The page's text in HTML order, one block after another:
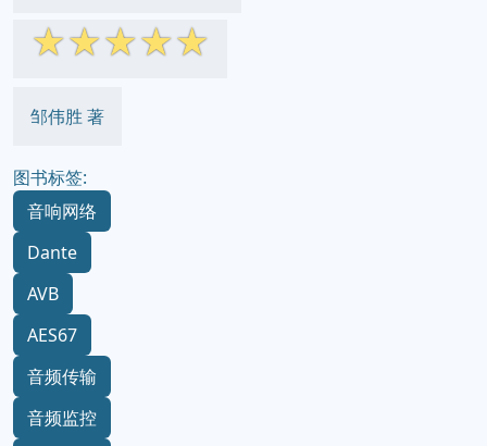
☆☆☆☆☆
邹伟胜 著
图书标签:
音响网络
Dante
AVB
AES67
音频传输
音频监控